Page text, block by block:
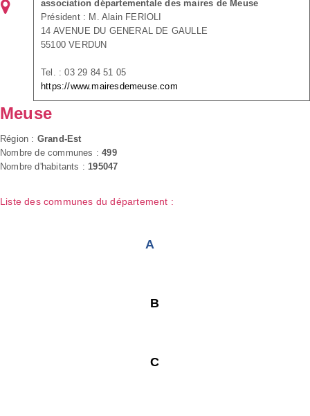
association départementale des maires de Meuse
Président : M. Alain FERIOLI
14 AVENUE DU GENERAL DE GAULLE
55100 VERDUN
Tel. : 03 29 84 51 05
https://www.mairesdemeuse.com
Meuse
Région : Grand-Est
Nombre de communes :499
Nombre d'habitants : 195047
Liste des communes du département :
A
B
C